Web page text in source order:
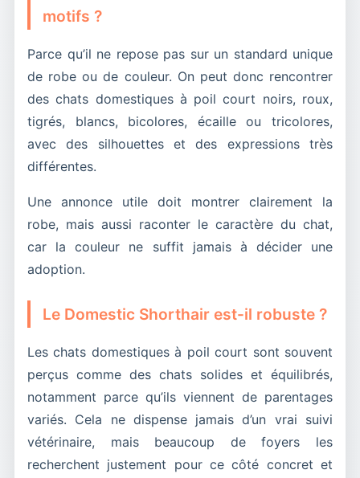
motifs ?
Parce qu’il ne repose pas sur un standard unique
de robe ou de couleur. On peut donc rencontrer
des chats domestiques à poil court noirs, roux,
tigrés, blancs, bicolores, écaille ou tricolores,
avec des silhouettes et des expressions très
différentes.
Une annonce utile doit montrer clairement la
robe, mais aussi raconter le caractère du chat,
car la couleur ne suffit jamais à décider une
adoption.
Le Domestic Shorthair est-il robuste ?
Les chats domestiques à poil court sont souvent
perçus comme des chats solides et équilibrés,
notamment parce qu’ils viennent de parentages
variés. Cela ne dispense jamais d’un vrai suivi
vétérinaire, mais beaucoup de foyers les
recherchent justement pour ce côté concret et